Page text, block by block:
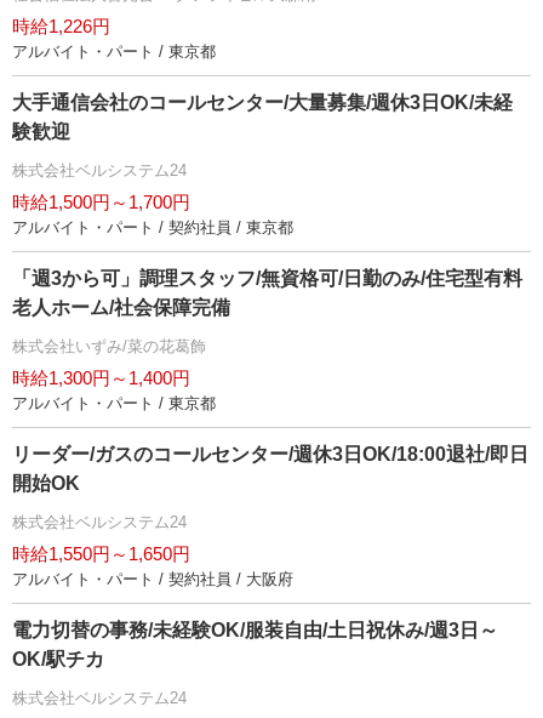
時給1,226円
アルバイト・パート / 東京都
大手通信会社のコールセンター/大量募集/週休3日OK/未経
験歓迎
株式会社ベルシステム24
時給1,500円～1,700円
アルバイト・パート / 契約社員 / 東京都
「週3から可」調理スタッフ/無資格可/日勤のみ/住宅型有料
老人ホーム/社会保障完備
株式会社いずみ/菜の花葛飾
時給1,300円～1,400円
アルバイト・パート / 東京都
リーダー/ガスのコールセンター/週休3日OK/18:00退社/即日
開始OK
株式会社ベルシステム24
時給1,550円～1,650円
アルバイト・パート / 契約社員 / 大阪府
電力切替の事務/未経験OK/服装自由/土日祝休み/週3日～
OK/駅チカ
株式会社ベルシステム24